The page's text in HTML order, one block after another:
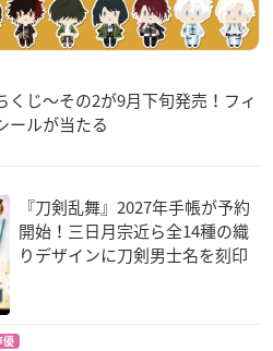
くじ～その2が9月下旬発売！フィ
ールが当たる
『刀剣乱舞』2027年手帳が予約
開始！三日月宗近ら全14種の織
りデザインに刀剣男士名を刻印
優